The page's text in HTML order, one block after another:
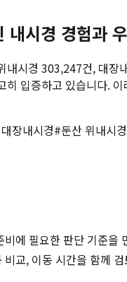
내시경 경험과
내시경 303,247건, 대
입증하고 있습니다.
장내시경#둔산 위내시경
에 필요한 판단 기준
교, 이동 시간을 함께